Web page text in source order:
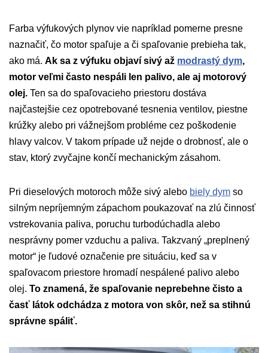
Farba výfukových plynov vie napríklad pomerne presne
naznačiť, čo motor spaľuje a či spaľovanie prebieha tak,
ako má. Ak sa z výfuku objaví sivý až modrastý dym,
motor veľmi často nespáli len palivo, ale aj motorový
olej. Ten sa do spaľovacieho priestoru dostáva
najčastejšie cez opotrebované tesnenia ventilov, piestne
krúžky alebo pri vážnejšom probléme cez poškodenie
hlavy valcov. V takom prípade už nejde o drobnosť, ale o
stav, ktorý zvyčajne končí mechanickým zásahom.
Pri dieselových motoroch môže sivý alebo biely dym so
silným nepríjemným zápachom poukazovať na zlú činnosť
vstrekovania paliva, poruchu turbodúchadla alebo
nesprávny pomer vzduchu a paliva. Takzvaný „preplnený
motor“ je ľudové označenie pre situáciu, keď sa v
spaľovacom priestore hromadí nespálené palivo alebo
olej. To znamená, že spaľovanie neprebehne čisto a
časť látok odchádza z motora von skôr, než sa stihnú
správne spáliť.